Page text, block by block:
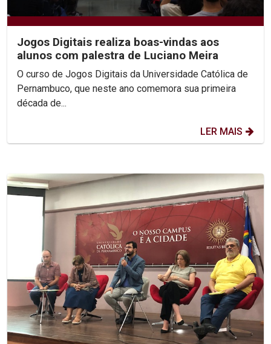
Jogos Digitais realiza boas-vindas aos
alunos com palestra de Luciano Meira
O curso de Jogos Digitais da Universidade Católica de
Pernambuco, que neste ano comemora sua primeira
década de...
LER MAIS